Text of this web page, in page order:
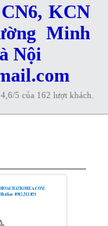
KCN
Minh
Nội
4,6/5 của 162 lượt khách.